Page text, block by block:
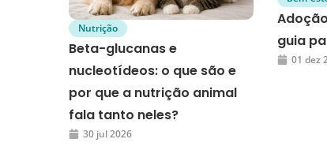
Nutrição
Beta-glucanas e
nucleotídeos: o que são e
por que a nutrição animal
fala tanto neles?
30 jul 2026
guia
01 dez